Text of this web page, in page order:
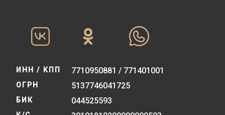
ИНН / КПП 7710950881 / 771401001
ОГРН 5137746041725
БИК 044525593